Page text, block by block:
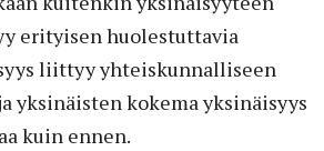
erityisen huolestuttavia
liittyy yhteiskunnalliseen
yksinäisten kokema yksinäisyys
kuin ennen.